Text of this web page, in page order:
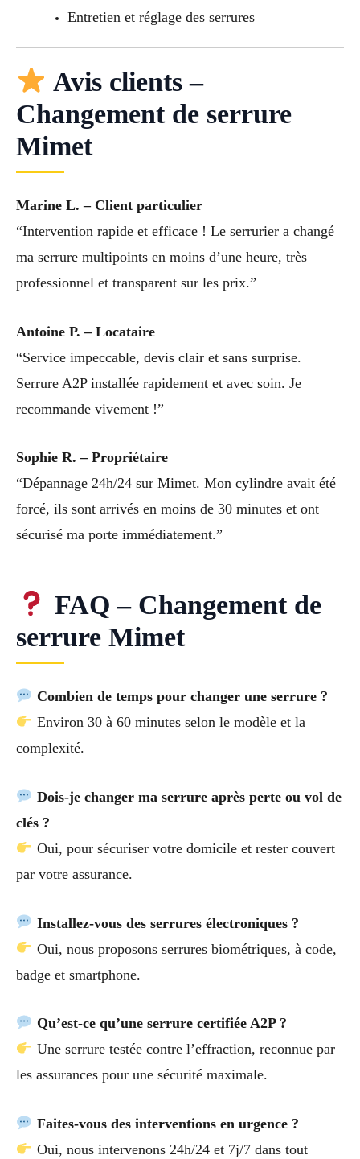
Entretien et réglage des serrures
Avis clients –
Changement de serrure
Mimet
Marine L. – Client particulier
“Intervention rapide et efficace ! Le serrurier a changé
ma serrure multipoints en moins d’une heure, très
professionnel et transparent sur les prix.”
Antoine P. – Locataire
“Service impeccable, devis clair et sans surprise.
Serrure A2P installée rapidement et avec soin. Je
recommande vivement !”
Sophie R. – Propriétaire
“Dépannage 24h/24 sur Mimet. Mon cylindre avait été
forcé, ils sont arrivés en moins de 30 minutes et ont
sécurisé ma porte immédiatement.”
FAQ – Changement de
serrure Mimet
Combien de temps pour changer une serrure ?
Environ 30 à 60 minutes selon le modèle et la
complexité.
Dois-je changer ma serrure après perte ou vol de
clés ?
Oui, pour sécuriser votre domicile et rester couvert
par votre assurance.
Installez-vous des serrures électroniques ?
Oui, nous proposons serrures biométriques, à code,
badge et smartphone.
Qu’est-ce qu’une serrure certifiée A2P ?
Une serrure testée contre l’effraction, reconnue par
les assurances pour une sécurité maximale.
Faites-vous des interventions en urgence ?
Oui, nous intervenons 24h/24 et 7j/7 dans tout